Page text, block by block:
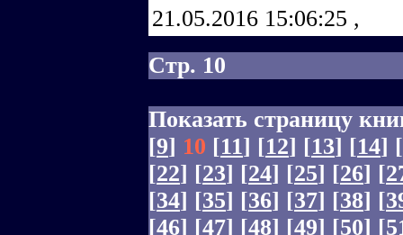
21.05.2016 15:06:25 ,
Стр. 10
Показать страницу
[9] 10 [11] [12] [13] [14] [
[22] [23] [24] [25] [26] [
[34] [35] [36] [37] [38] [
[46] [47] [48] [49] [50] [